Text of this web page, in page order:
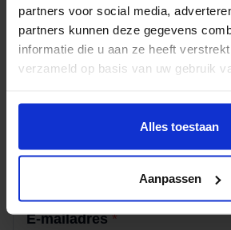
partners voor social media,
partners kunnen deze gegevens
informatie die u aan ze heeft
verzameld op basis van uw gebruik
Alles toestaan
Aanpassen
Offerte aanvragen
minuut
Naam*
Voornaam
E-mailadres*